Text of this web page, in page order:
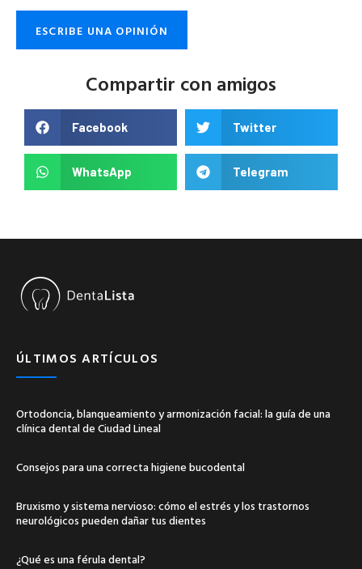
ESCRIBE UNA OPINIÓN
Compartir con amigos
Facebook Twitter
WhatsApp Telegram
ÚLTIMOS ARTÍCULOS
Ortodoncia, blanqueamiento y armonización facial: la guía de una
clínica dental de Ciudad Lineal
Consejos para una correcta higiene bucodental
Bruxismo y sistema nervioso: cómo el estrés y los trastornos
neurológicos pueden dañar tus dientes
¿Qué es una férula dental?